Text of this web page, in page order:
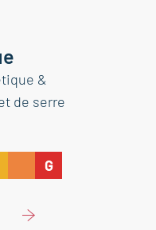
&
de serre
G